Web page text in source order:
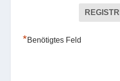
*Benötigtes Feld